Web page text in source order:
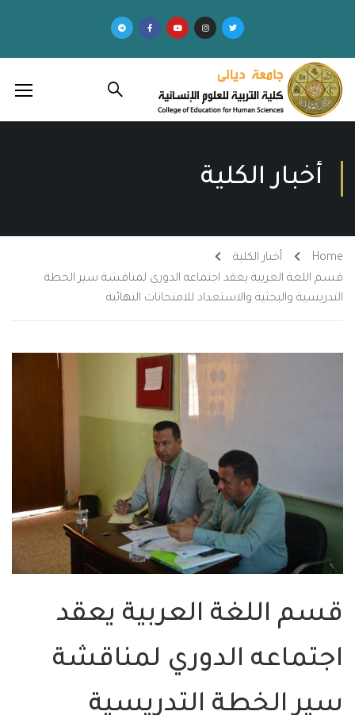
أخبار الكلية
Home
أخبار الكلية
قسم اللغة العربية يعقد اجتماعه الدوري لمناقشة سير الخطة
التدريسية والبحثية والاستعداد للامتحانات النهائية
قسم اللغة العربية يعقد
اجتماعه الدوري لمناقشة
سير الخطة التدريسية